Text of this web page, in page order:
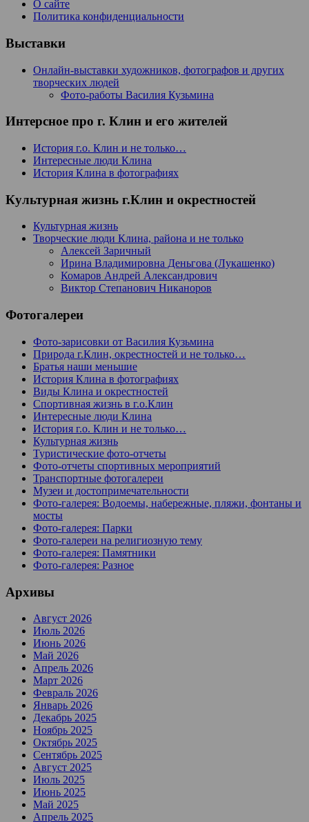
О сайте
Политика конфиденциальности
Выставки
Онлайн-выставки художников, фотографов и других
творческих людей
Фото-работы Василия Кузьмина
Интерсное про г. Клин и его жителей
История г.о. Клин и не только…
Интересные люди Клина
История Клина в фотографиях
Культурная жизнь г.Клин и окрестностей
Культурная жизнь
Творческие люди Клина, района и не только
Алексей Заричный
Ирина Владимировна Деньгова (Лукашенко)
Комаров Андрей Александрович
Виктор Степанович Никаноров
Фотогалереи
Фото-зарисовки от Василия Кузьмина
Природа г.Клин, окрестностей и не только…
Братья наши меньшие
История Клина в фотографиях
Виды Клина и окрестностей
Спортивная жизнь в г.о.Клин
Интересные люди Клина
История г.о. Клин и не только…
Культурная жизнь
Туристические фото-отчеты
Фото-отчеты спортивных мероприятий
Транспортные фотогалереи
Музеи и достопримечательности
Фото-галерея: Водоемы, набережные, пляжи, фонтаны и
мосты
Фото-галерея: Парки
Фото-галереи на религиозную тему
Фото-галерея: Памятники
Фото-галерея: Разное
Архивы
Август 2026
Июль 2026
Июнь 2026
Май 2026
Апрель 2026
Март 2026
Февраль 2026
Январь 2026
Декабрь 2025
Ноябрь 2025
Октябрь 2025
Сентябрь 2025
Август 2025
Июль 2025
Июнь 2025
Май 2025
Апрель 2025